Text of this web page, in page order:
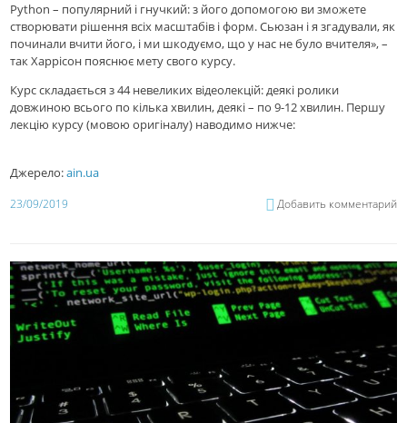
Python – популярний і гнучкий: з його допомогою ви зможете
створювати рішення всіх масштабів і форм. Сьюзан і я згадували, як
починали вчити його, і ми шкодуємо, що у нас не було вчителя», –
так Харрісон пояснює мету свого курсу.
Курс складається з 44 невеликих відеолекцій: деякі ролики
довжиною всього по кілька хвилин, деякі – по 9-12 хвилин. Першу
лекцію курсу (мовою оригіналу) наводимо нижче:
Джерело:ain.ua
23/09/2019 Добавить комментарий